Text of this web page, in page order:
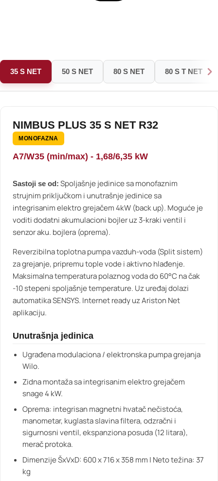
35 S NET 50 S NET 80 S NET 80 S T NET
NIMBUS PLUS 35 S NET R32
MONOFAZNA
A7/W35 (min/max) - 1,68/6,35 kW
Sastoji se od: Spoljašnje jedinice sa monofaznim
strujnim priključkom i unutrašnje jedinice sa
integrisanim elektro grejačem 4kW (back up). Moguće je
voditi dodatni akumulacioni bojler uz 3-kraki ventil i
senzor aku. bojlera (oprema).
Reverzibilna toplotna pumpa vazduh-voda (Split sistem)
za grejanje, pripremu tople vode i aktivno hlađenje.
Maksimalna temperatura polaznog voda do 60°C na čak
-10 stepeni spoljašnje temperature. Uz uređaj dolazi
automatika SENSYS. Internet ready uz Ariston Net
aplikaciju.
Unutrašnja jedinica
Ugrađena modulaciona / elektronska pumpa grejanja
Wilo.
Zidna montaža sa integrisanim elektro grejačem
snage 4 kW.
Oprema: integrisan magnetni hvatač nečistoća,
manometar, kuglasta slavina filtera, odzračni i
sigurnosni ventil, ekspanziona posuda (12 litara),
merač protoka.
Dimenzije ŠxVxD: 600 x 716 x 358 mm | Neto težina: 37
kg